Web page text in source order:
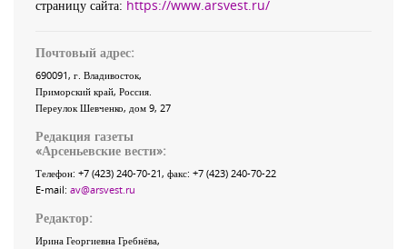
страницу сайта: https://www.arsvest.ru/
Почтовый адрес:
690091, г. Владивосток,
Приморский край, Россия
Переулок Шевченко, дом 9, 27
Редакция газеты
«Арсеньевские вести»:
Телефон: +7 (423) 240-70-21, факс: +7 (423) 240-70-22
E-mail: av@arsvest.ru
Редактор:
Ирина Георгиевна Гребнёва,